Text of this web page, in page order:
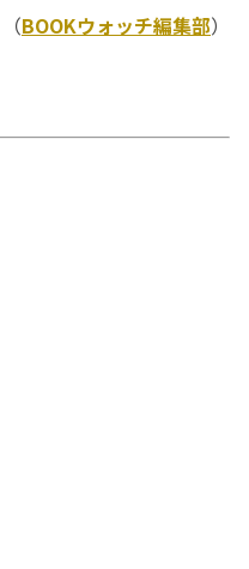
（BOOKウォッチ編集部）